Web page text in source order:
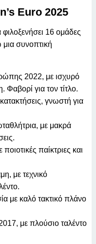
Euro 2025
16 ομάδες
συνοπτική
2022, με ισχυρό
για τον τίτλο.
γνωστή για
με μακρά
παίκτριες και
με τεχνικό
με καλό τακτικό πλάνο
με πλούσιο ταλέντο